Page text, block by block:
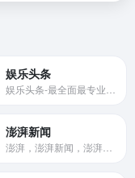
娱乐头条
澎湃新闻